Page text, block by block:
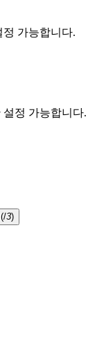
가능합니다.
정 가능합니다.
/3)